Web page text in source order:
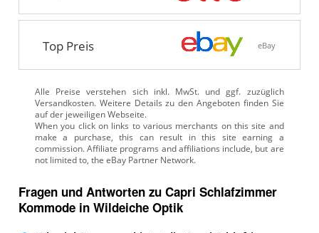
Top Preis eBay
Alle Preise verstehen sich inkl. MwSt. und ggf. zuzüglich
Versandkosten. Weitere Details zu den Angeboten finden Sie
auf der jeweiligen Webseite.
Fragen und Antworten zu Capri Schlafzimmer
Kommode in Wildeiche Optik